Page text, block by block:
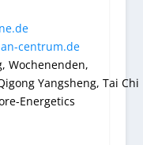
centrum.de
Wochenenden,
Yangsheng, Tai Chi
Energetics